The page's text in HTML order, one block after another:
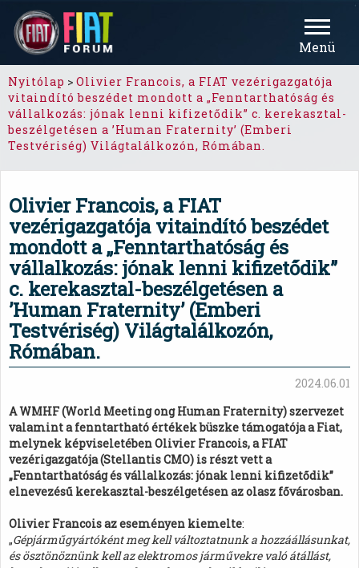
Menü
Nyitólap > Olivier Francois, a FIAT vezérigazgatója
vitaindító beszédet mondott a „Fenntarthatóság és
vállalkozás: jónak lenni kifizetődik” c. kerekasztal-
beszélgetésen a ’Human Fraternity’ (Emberi
Testvériség) Világtalálkozón, Rómában.
Olivier Francois, a FIAT
vezérigazgatója vitaindító beszédet
mondott a „Fenntarthatóság és
vállalkozás: jónak lenni kifizetődik”
c. kerekasztal-beszélgetésen a
’Human Fraternity’ (Emberi
Testvériség) Világtalálkozón,
Rómában.
2024.06.01
A WMHF (World Meeting ong Human Fraternity) szervezet
valamint a fenntartható értékek büszke támogatója a Fiat,
melynek képviseletében Olivier Francois, a FIAT
vezérigazgatója (Stellantis CMO) is részt vett a
„Fenntarthatóság és vállalkozás: jónak lenni kifizetődik”
elnevezésű kerekasztal-beszélgetésen az olasz fővárosban.
Olivier Francois az eseményen kiemelte:
„Gépjárműgyártóként meg kell változtatnunk a hozzáállásunkat,
és ösztönöznünk kell az elektromos járművekre való átállást,